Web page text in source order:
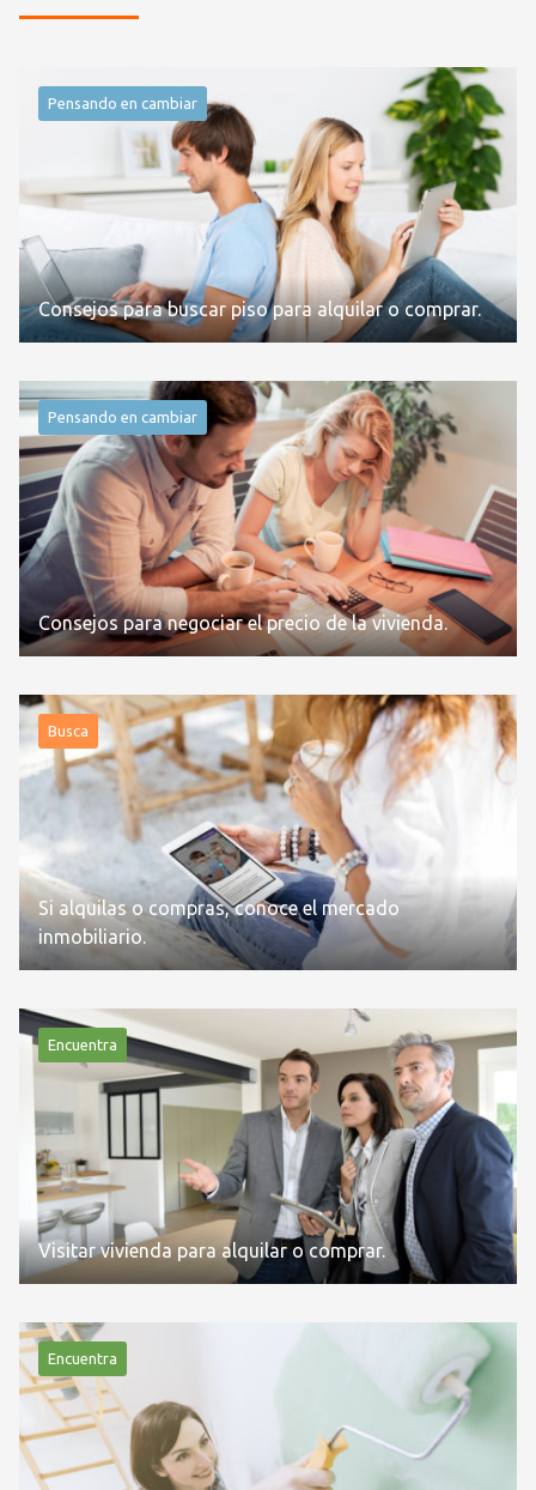
Pensando en cambiar
Consejos para buscar piso para alquilar o comprar.
Pensando en cambiar
Consejos para negociar el precio de la vivienda.
Busca
Si alquilas o compras, conoce el mercado
inmobiliario.
Encuentra
Visitar vivienda para alquilar o comprar.
Encuentra